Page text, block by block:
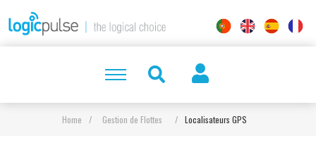
Home / Gestion de Flottes / Localisateurs GPS